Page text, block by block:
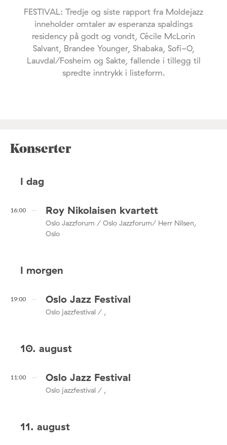
FESTIVAL: Tredje og siste rapport fra Moldejazz
inneholder omtaler av esperanza spaldings
residency på godt og vondt, Cécile McLorin
Salvant, Brandee Younger, Shabaka, Sofi-O,
Lauvdal/Fosheim og Sakte, fallende i tillegg til
spredte inntrykk i listeform.
Konserter
I dag
16:00 Roy Nikolaisen kvartett
Oslo Jazzforum / Oslo Jazzforum/ Herr Nilsen,
Oslo
I morgen
19:00 Oslo Jazz Festival
Oslo jazzfestival / ,
10. august
11:00 Oslo Jazz Festival
Oslo jazzfestival / ,
11. august